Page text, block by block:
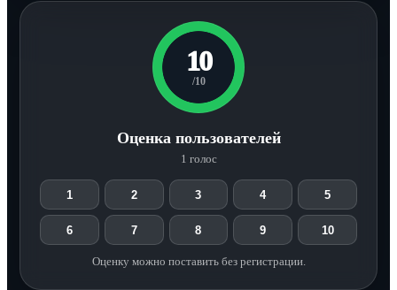
10
/10
Оценка пользователей
1 голос
1 2 3 4 5
6 7 8 9 10
Оценку можно поставить без регистрации.